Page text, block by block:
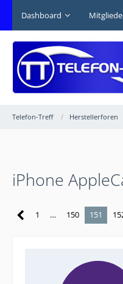
Dashboard
Telefon-Treff Herstellerforen
iPhone
1 … 150 151